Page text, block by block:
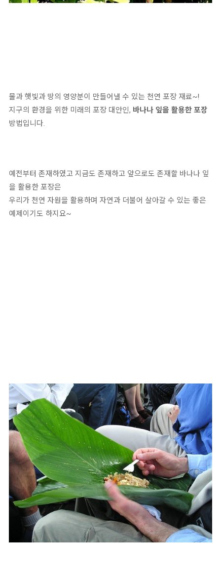
물과 햇빛과 땅의 영양분이 만들어낼 수 있는 천연 포장 재료~!
지구의 환경을 위한 미래의 포장 대안인, 바나나 잎을 활용한 포장
방법입니다.
예전부터 존재하였고 지금도 존재하고 앞으로도 존재할 바나나 잎
을 활용한 포장은
우리가 천연 자원을 활용하며 자연과 더불어 살아갈 수 있는 좋은
예제이기도 하지요~